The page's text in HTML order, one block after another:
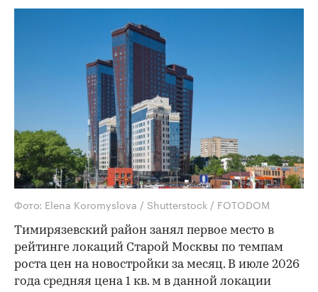
Фото: Elena Koromyslova / Shutterstock / FOTODOM
Тимирязевский район занял первое место в
рейтинге локаций Старой Москвы по темпам
роста цен на новостройки за месяц. В июле 2026
года средняя цена 1 кв. м в данной локации